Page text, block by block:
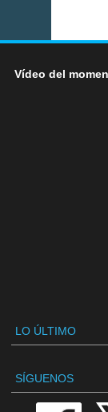
Vídeo del
LO ÚLTIMO
SÍGUENOS